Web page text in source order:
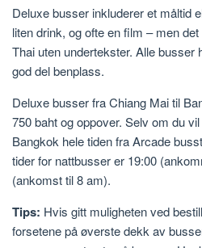
Deluxe busser inkluderer et måltid
liten drink, og ofte en film – men
Thai uten undertekster. Alle busser
god del benplass.
Deluxe busser fra Chiang Mai til
750 baht og oppover. Selv om du
Bangkok hele tiden fra Arcade
tider for nattbusser er 19:00
(ankomst til 8 am).
Tips: Hvis gitt muligheten ved
forsetene på øverste dekk av